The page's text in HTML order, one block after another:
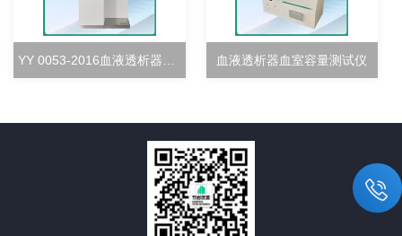
YY 0053-2016血液透析器超滤率测试仪 血液透析器血室容量测试仪